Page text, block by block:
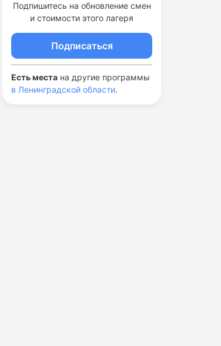
Подпишитесь на обновление смен
и стоимости этого лагеря
Подписаться
Есть места на другие программы
в Ленинградской области.